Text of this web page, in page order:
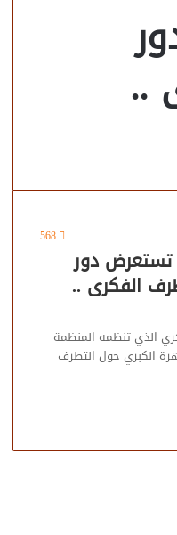
..
568
تستعرض دور
الفكرى ..
الذي تنظمه المنظمة
الكبري حول التطرف